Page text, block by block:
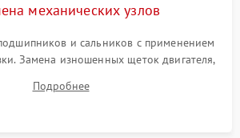
механических узлов
и сальников с применением
Замена изношенных щеток двигателя,
резиновой манжеты.
Подробнее